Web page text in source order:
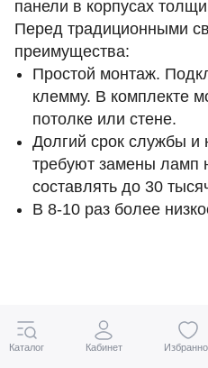
панели в корпусах
Перед традиционными
преимущества:
Простой монтаж.
клемму. В комплекте
потолке или стене.
Долгий срок службы и
требуют замены ламп
составлять до 30
В 8-10 раз более
Каталог Кабинет